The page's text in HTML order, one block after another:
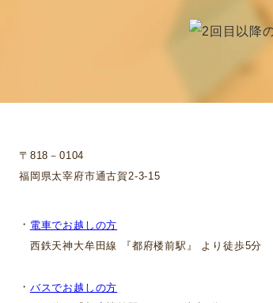
〒818－0104
福岡県太宰府市通古賀2-3-15
・ 電車でお越しの方
西鉄天神大牟田線 『都府楼前駅』 より徒歩5分
・ バスでお越しの方